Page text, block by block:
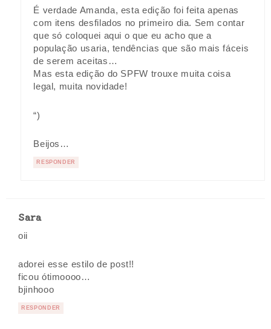
É verdade Amanda, esta edição foi feita apenas
com itens desfilados no primeiro dia. Sem contar
que só coloquei aqui o que eu acho que a
população usaria, tendências que são mais fáceis
de serem aceitas…
Mas esta edição do SPFW trouxe muita coisa
legal, muita novidade!
“)
Beijos…
RESPONDER
Sara
oii
adorei esse estilo de post!!
ficou ótimoooo…
bjinhooo
RESPONDER